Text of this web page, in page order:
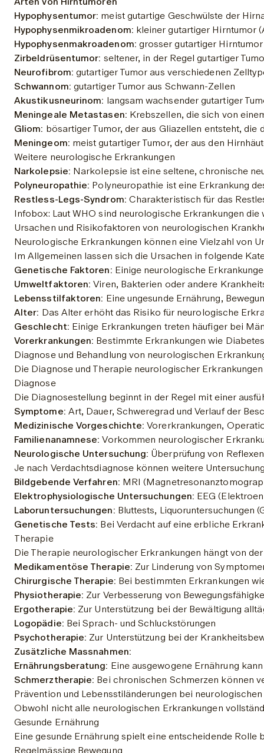
Hypophysentumor: meist gutartige Geschwülste der
Hypophysenmikroadenom: kleiner gutartiger Hirntumor
Hypophysenmakroadenom: grosser gutartiger
Zirbeldrüsentumor: seltener, in der Regel gutartiger
Neurofibrom: gutartiger Tumor aus verschiedenen
Schwannom: gutartiger Tumor aus Schwann-Zellen
Akustikusneurinom: langsam wachsender gutartiger
Meningeale Metastasen: Krebszellen, die sich von
Gliom: bösartiger Tumor, der aus Gliazellen entsteht, die
Meningeom: meist gutartiger Tumor, der aus den
Weitere neurologische Erkrankungen
Narkolepsie: Narkolepsie ist eine seltene, chronische
Polyneuropathie: Polyneuropathie ist eine Erkrankung
Restless-Legs-Syndrom: Charakteristisch für das
Infobox: Laut WHO sind neurologische Erkrankungen die
Ursachen und Risikofaktoren von neurologischen
Neurologische Erkrankungen können eine Vielzahl von
Im Allgemeinen lassen sich die Ursachen in folgende
Genetische Faktoren: Einige neurologische
Umweltfaktoren: Viren, Bakterien oder andere
Lebensstilfaktoren: Eine ungesunde Ernährung,
Alter: Das Alter erhöht das Risiko für neurologische
Geschlecht: Einige Erkrankungen treten häufiger bei
Vorerkrankungen: Bestimmte Erkrankungen wie
Diagnose und Behandlung von neurologischen
Die Diagnose und Therapie neurologischer
Diagnose
Die Diagnosestellung beginnt in der Regel mit einer
Symptome: Art, Dauer, Schweregrad und Verlauf der
Medizinische Vorgeschichte: Vorerkrankungen,
Familienanamnese: Vorkommen neurologischer
Neurologische Untersuchung: Überprüfung von
Je nach Verdachtsdiagnose können weitere
Bildgebende Verfahren: MRI
Elektrophysiologische Untersuchungen: EEG
Laboruntersuchungen: Bluttests, Liquoruntersuchungen
Genetische Tests: Bei Verdacht auf eine erbliche
Therapie
Die Therapie neurologischer Erkrankungen hängt von
Medikamentöse Therapie: Zur Linderung von
Chirurgische Therapie: Bei bestimmten Erkrankungen
Physiotherapie: Zur Verbesserung von
Ergotherapie: Zur Unterstützung bei der Bewältigung
Logopädie: Bei Sprach- und Schluckstörungen
Psychotherapie: Zur Unterstützung bei der
Zusätzliche Massnahmen:
Ernährungsberatung: Eine ausgewogene Ernährung
Schmerztherapie: Bei chronischen Schmerzen können
Prävention und Lebensstiländerungen bei
Obwohl nicht alle neurologischen Erkrankungen
Gesunde Ernährung
Eine gesunde Ernährung spielt eine entscheidende
Regelmässige Bewegung